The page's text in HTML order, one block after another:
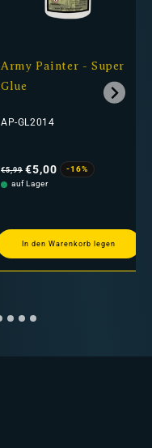
Army Painter - Super
Glue
AP-GL2014
Preis
€5,99 €5,00
-16%
auf Lager
In den Warenkorb legen